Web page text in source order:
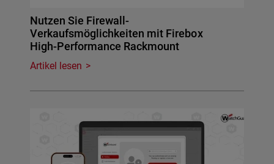
Nutzen Sie Firewall-
Verkaufsmöglichkeiten mit Firebox
High-Performance Rackmount
Artikel lesen